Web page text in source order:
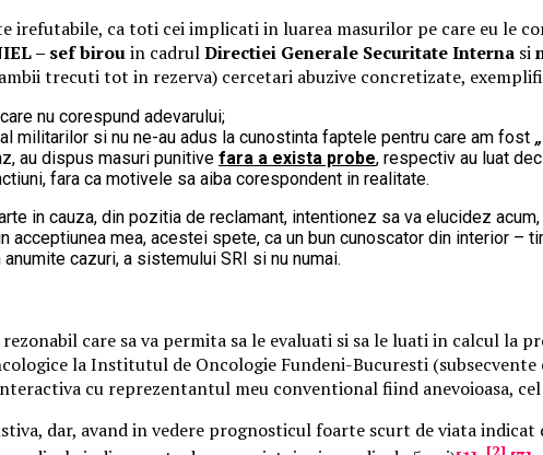
irefutabile, ca toti cei implicati in luarea masurilor pe care eu le
– sef birouin cadrulDirectiei Generale Securitate Interna si
trecuti tot in rezerva) cercetari abuzive concretizate,
nu corespund adevarului;
militarilor si nu ne-au adus la cunostinta faptele pentru care am fost
au dispus masuri punitive fara a exista probe, respectiv au luat
fara ca motivele sa aiba corespondent in realitate.
in cauza, din pozitia de reclamant, intentionez sa va elucidez
acceptiunea mea, acestei spete, ca un bun cunoscator din interior
cazuri, a sistemului SRI si nu numai.
care sa va permita sa le evaluati si sa le luati in calcul la
la Institutul de Oncologie Fundeni-Bucuresti
cu reprezentantul meu conventional fiind anevoioasa,
dar, avand in vedere prognosticul foarte scurt de viata